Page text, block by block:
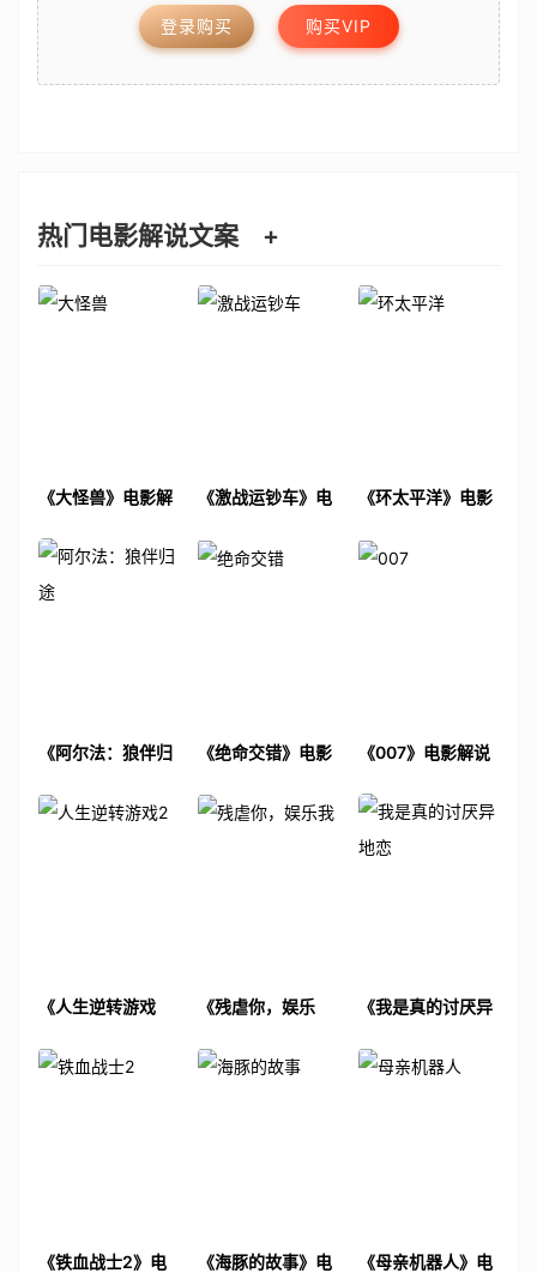
登录购买 购买VIP
热门电影解说文案 +
《大怪兽》电影解
《激战运钞车》电
《环太平洋》电影
《阿尔法：狼伴归
《绝命交错》电影
《007》电影解说
《人生逆转游戏
《残虐你，娱乐
《我是真的讨厌异
案
《铁血战士2》电
《海豚的故事》电
《母亲机器人》电